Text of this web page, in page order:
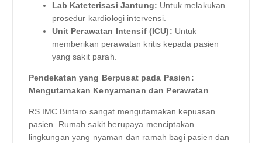
Lab Kateterisasi Jantung: Untuk melakukan
prosedur kardiologi intervensi.
Unit Perawatan Intensif (ICU): Untuk
memberikan perawatan kritis kepada pasien
yang sakit parah.
Pendekatan yang Berpusat pada Pasien:
Mengutamakan Kenyamanan dan Perawatan
RS IMC Bintaro sangat mengutamakan kepuasan
pasien. Rumah sakit berupaya menciptakan
lingkungan yang nyaman dan ramah bagi pasien dan